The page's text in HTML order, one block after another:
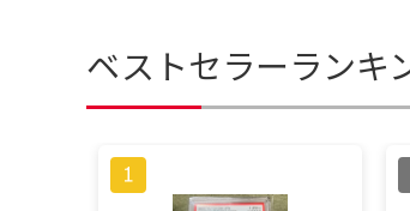
ベストセラーランキ